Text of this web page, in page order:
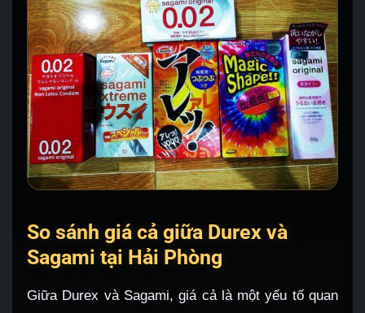
So sánh giá cả giữa Durex và
Sagami tại Hải Phòng
Giữa Durex và Sagami, giá cả là một yếu tố quan